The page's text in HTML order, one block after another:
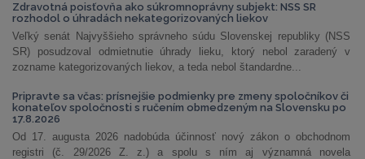
Zdravotná poisťovňa ako súkromnoprávny subjekt: NSS SR
rozhodol o úhradách nekategorizovaných liekov
Veľký senát Najvyššieho správneho súdu Slovenskej republiky (NSS
SR) posudzoval odmietnutie úhrady lieku, ktorý nebol zaradený v
zozname kategorizovaných liekov, a teda nebol štandardne...
Pripravte sa včas: prísnejšie podmienky pre zmeny spoločníkov či
konateľov spoločnosti s ručením obmedzeným na Slovensku po
17.8.2026
Od 17. augusta 2026 nadobúda účinnosť nový zákon o obchodnom
registri (č. 29/2026 Z. z.) a spolu s ním aj významná novela